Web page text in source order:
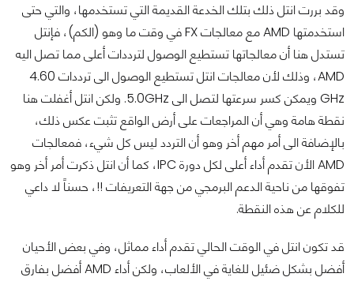
وقد بررت انتل ذلك بتلك الخدعة القديمة التي تستخدمها، والتي حتى
استخدمتها AMD مع معالجات FX في وقت ما وهو (الكم)، فإنتل
تستدل هنا أن معالجاتها تستطيع الوصول لترددات أعلى مما تصل اليه
AMD، وذلك لأن معالجات انتل تستطيع الوصول الى ترددات 4.60
GHz ويمكن كسر سرعتها لتصل الى 5.0GHz. ولكن انتل أغفلت هنا
نقطة هامة وهي أن المراجعات على أرض الواقع تثبت عكس ذلك،
بالإضافة الى أمر مهم أخر وهو أن التردد ليس كل شيء، فمعالجات
AMD الأن تقدم أداء أعلى لكل دورة IPC، كما أن انتل ذكرت أمر أخر وهو
تفوقها من ناحية الدعم البرمجي من جهة التعريفات !!، حسناً لا داعي
للكلام عن هذه النقطة.
قد تكون انتل في الوقت الحالي تقدم أداء مماثل، وفي بعض الأحيان
أفضل بشكل ضئيل للغاية في الألعاب، ولكن أداء AMD أفضل بفارق